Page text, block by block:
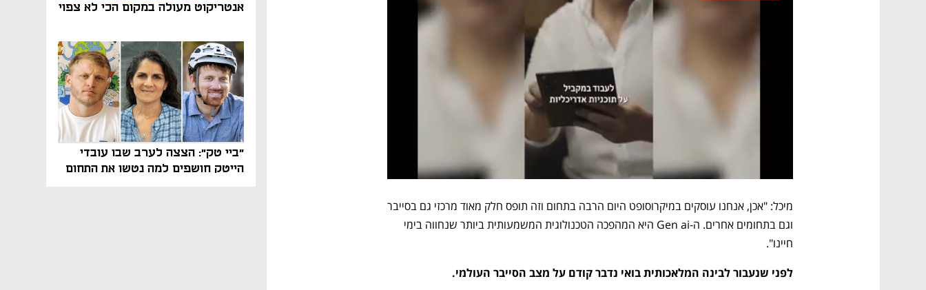
אנטריקוט מעולה במקום הכי לא צפוי
"ביי טק": הצצה לערב שבו עובדי
הייטק חושפים למה נטשו את התחום
חיינו".
לפני שנעבור לבינה המלאכותית בואי נדבר קודם על מצב הסייבר העולמי.